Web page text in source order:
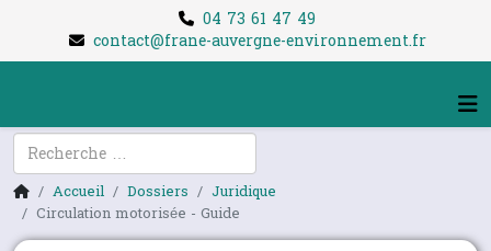
04 73 61 47 49
contact@frane-auvergne-environnement.fr
Rechercher
Accueil
Dossiers
Juridique
Circulation motorisée - Guide